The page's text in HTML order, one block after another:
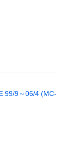
99/9～06/4 (MC-